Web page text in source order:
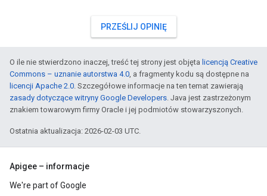
PRZEŚLIJ OPINIĘ
O ile nie stwierdzono inaczej, treść tej strony jest objęta licencją Creative
Commons – uznanie autorstwa 4.0, a fragmenty kodu są dostępne na
licencji Apache 2.0. Szczegółowe informacje na ten temat zawierają
zasady dotyczące witryny Google Developers. Java jest zastrzeżonym
znakiem towarowym firmy Oracle i jej podmiotów stowarzyszonych.
Ostatnia aktualizacja: 2026-02-03 UTC.
Apigee – informacje
We're part of Google